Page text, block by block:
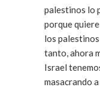
palestinos lo
porque
los
tanto, ahora
Israel
masacrando